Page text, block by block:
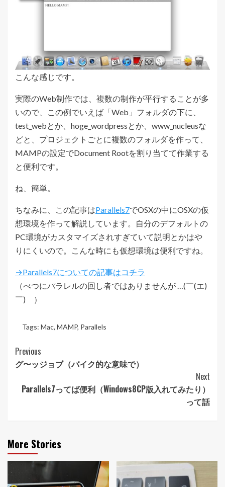
こんな感じです。
実際のWeb制作では、複数の制作が平行することが多
いので、この例でいえば「Web」フォルダの下に、
test_webとか、hoge_wordpressとか、www_nucleusな
どと、プロジェクトごとに複数のフォルダを作って、
MAMPの設定でDocument Rootを割り当てて作業する
と便利です。
ね、簡単。
ちなみに、この記事はParallels7でOSXの中にOSXの仮
想環境を作って解説しています。自分のデフォルトの
PC環境がカスタマイズされすぎていて説明とかはや
りにくいので。こんな時にも仮想環境は便利ですね。
→Parallels7についての記事はコチラ
（べつにパラレルの回し者ではありませんが …(￣(エ)
￣)ゞ）
Tags: Mac, MAMP, Parallels
Post
Navigation
Previous
グ〜ッジョブ（バイク的な意味で）
Next
Parallels7ってば便利（Windows8CP版入れてみたり）
って話
More Stories